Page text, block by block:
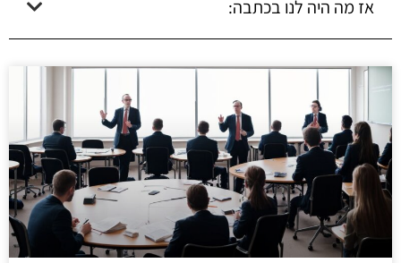
אז מה היה לנו בכתבה: